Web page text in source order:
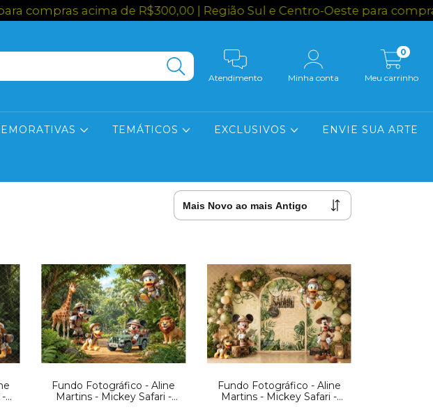
compras acima de R$300,00 | Região Sul e Centro-Oeste para
Atendimento Minha conta Meu carrinho
0
TEMÁTICOS EXCLUSIVOS ENVIE SUA ARTE
-
Fundo Fotográfico - Aline
Martins - Mickey Safari -
Fundo Fotográfico - Aline
Martins - Mickey Safari -